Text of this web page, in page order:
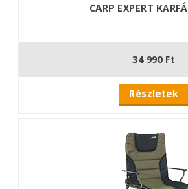
CARP EXPERT
34 990 Ft
Részletek